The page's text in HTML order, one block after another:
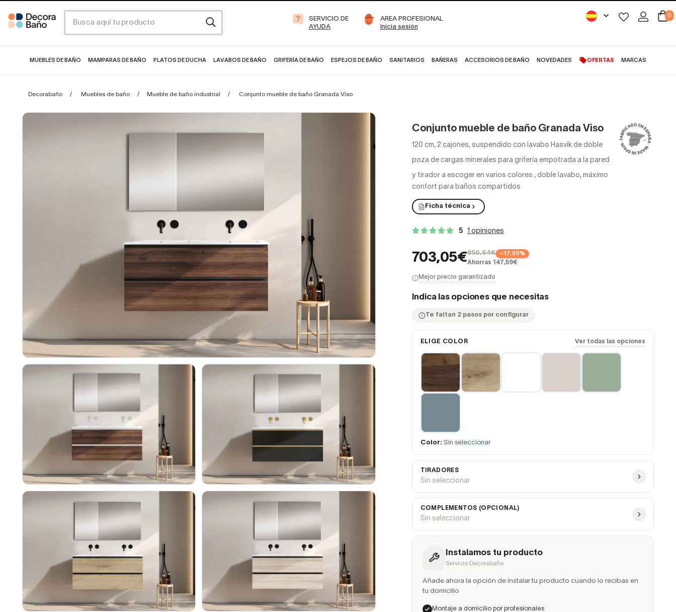
SERVICIO DE
AYUDA
AREA PROFESIONAL
Inicia sesión
0
MUEBLES DE BAÑO MAMPARAS DE BAÑO PLATOS DE DUCHA LAVABOS DE BAÑO GRIFERÍA DE BAÑO ESPEJOS DE BAÑO SANITARIOS BAÑERAS ACCESORIOS DE BAÑO NOVEDADES OFERTAS MARCAS
Decorabaño Muebles de baño Mueble de baño industrial Conjunto mueble de baño Granada Viso
Conjunto mueble de baño Granada Viso
120 cm, 2 cajones, suspendido con lavabo Hasvik de doble
poza de cargas minerales para grifería empotrada a la pared
y tirador a escoger en varios colores , doble lavabo, máximo
confort para baños compartidos
Ficha técnica
5 1 opiniones
703,05€850,64€ −17.35%
Ahorras 147,59€
Mejor precio garantizado
Indica las opciones que necesitas
Te faltan 2 pasos por configurar
ELIGE COLOR Ver todas las opciones
Color: Sin seleccionar
TIRADORES
Sin seleccionar
COMPLEMENTOS (OPCIONAL)
Sin seleccionar
Instalamos tu producto
Servicio Decorabaño
Añade ahora la opción de instalar tu producto cuando lo recibas en
tu domicilio
Montaje a domicilio por profesionales